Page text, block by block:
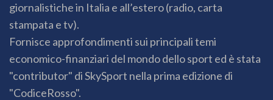
giornalistiche in Italia e all’estero (radio, carta
stampata e tv).
Fornisce approfondimenti sui principali temi
economico-finanziari del mondo dello sport ed è stata
"contributor" di SkySport nella prima edizione di
"CodiceRosso".